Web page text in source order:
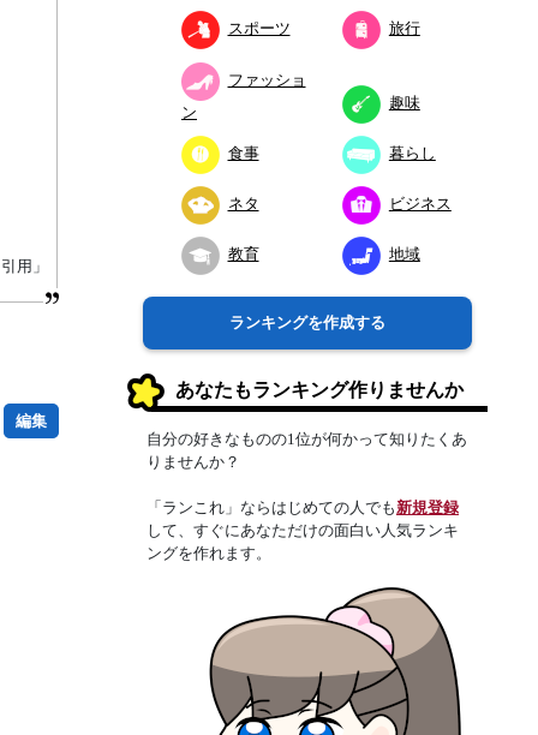
用」
編集
スポーツ 旅行
ファッショ
ン
趣味
食事 暮らし
ネタ ビジネス
教育 地域
ランキングを作成する
あなたもランキング作りませんか
自分の好きなものの1位が何かって知りたくあ
りませんか？
「ランこれ」ならはじめての人でも新規登録
して、すぐにあなただけの面白い人気ランキ
ングを作れます。